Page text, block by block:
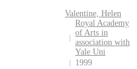
Valentine, Helen
Royal Academy
of Arts in
association with
Yale Uni
1999